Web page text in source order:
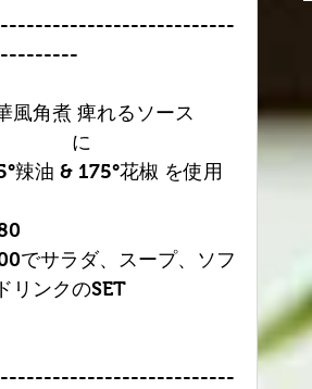
風角煮 痺れるソース
辣油 & 175°花椒 を使用
でサラダ、スープ、ソフ
リンクのSET